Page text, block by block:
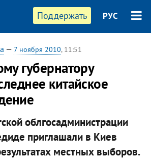
Поддержать РУС
— 7 ноября 2010, 11:51
губернатору
китайское
облгосадминистрации
приглашали в Киев
местных выборов.​